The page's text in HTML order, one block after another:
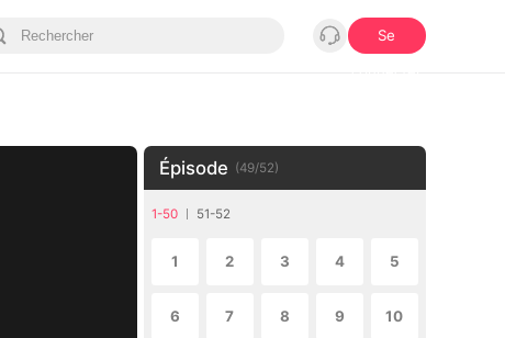
Se
Épisode (49/52)
1-50 51-52
1 2 3 4 5
6 7 8 9 10